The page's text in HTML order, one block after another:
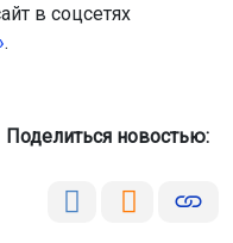
в соцсетях
.
Поделиться новостью: